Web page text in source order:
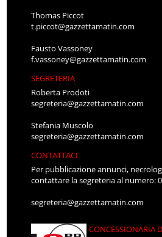
Thomas Piccot
t.piccot@gazzettamatin.com
Fausto Vassoney
f.vassoney@gazzettamatin.com
SEGRETERIA
Roberta Prodoti
segreteria@gazzettamatin.com
Stefania Muscolo
segreteria@gazzettamatin.com
CONTATTACI
Per pubblicazione annunci,
contattare la segreteria al numero:
segreteria@gazzettamatin.com
CONCESSIONARIA